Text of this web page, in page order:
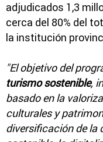
adjudicados 1,3
cerca del 80% del
la institución
"El objetivo del
turismo sostenible,
basado en la
culturales y
diversificación de la